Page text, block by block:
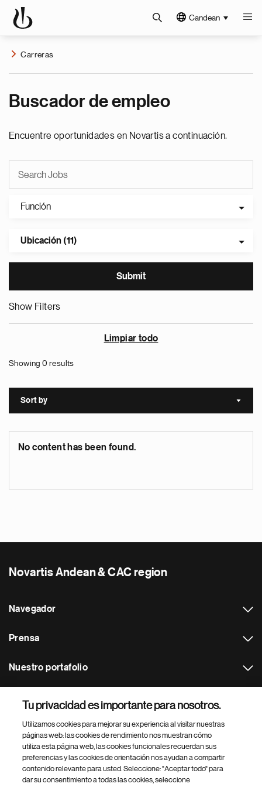
Candean
Carreras
Buscador de empleo
Encuentre oportunidades en Novartis a continuación.
Función
Ubicación (11)
Show Filters
Limpiar todo
Showing 0 results
Sort by Sort
No content has been found.
Novartis Andean & CAC region
Navegador
Prensa
Nuestro portafolio
Footer Site Search
Tu privacidad es importante para nosotros.
Utilizamos cookies para mejorar su experiencia al visitar nuestras
páginas web: las cookies de rendimiento nos muestran cómo
utiliza esta página web, las cookies funcionales recuerdan sus
preferencias y las cookies de orientación nos ayudan a compartir
contenido relevante para usted. Seleccione: "Aceptar todo" para
dar su consentimiento a todas las cookies, seleccione